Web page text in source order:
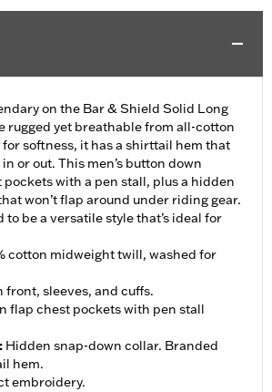
on the Bar & Shield Solid Long
rugged yet breathable from all-cotton
for softness, it has a shirttail hem that
or out. This men’s button down
with a pen stall, plus a hidden
won’t flap around under riding gear.
be a versatile style that’s ideal for
cotton midweight twill, washed for
front, sleeves, and cuffs.
flap chest pockets with pen stall
: Hidden snap-down collar. Branded
hem.
embroidery.